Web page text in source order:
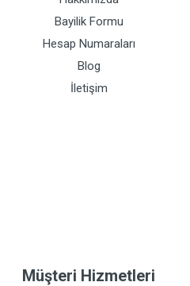
Bayilik Formu
Hesap Numaraları
Blog
İletişim
Müşteri Hizmetleri